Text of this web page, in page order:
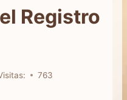
Registro
763